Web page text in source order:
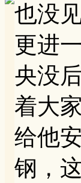
也没
更进
央没
着大
给他
钢，